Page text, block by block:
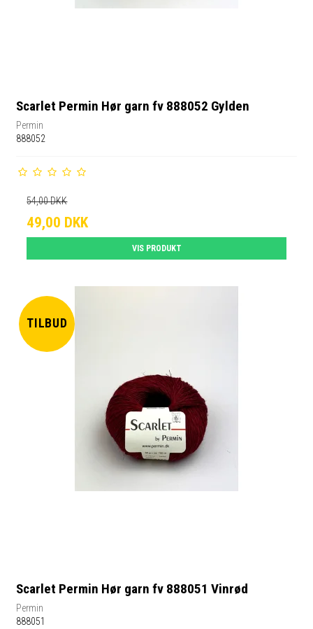
Scarlet Permin Hør garn fv 888052 Gylden
Permin
888052
54,00 DKK
49,00 DKK
VIS PRODUKT
TILBUD
Scarlet Permin Hør garn fv 888051 Vinrød
Permin
888051